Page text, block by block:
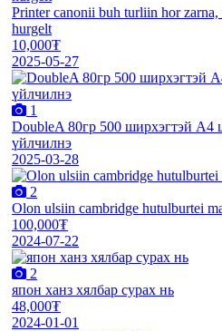
Printer canonii buh turliin hor zarna,
hurgelt
10,000₮
2025-05-27
1
DoubleA 80гр 500 ширхэгтэй А4
үйлчилнэ
2025-03-28
2
Olon ulsiin cambridge hutulburtei
100,000₮
2024-07-22
2
япон ханз хялбар сурах нь
48,000₮
2024-01-01